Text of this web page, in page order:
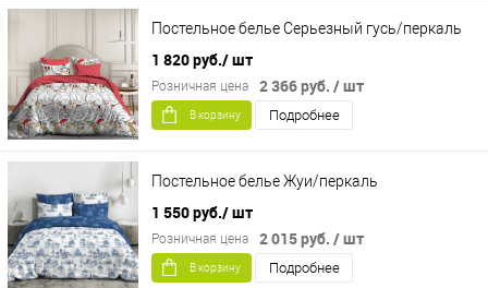
Постельное белье Серьезный гусь/перкаль
1 820 руб./ шт
2 366 руб. / шт
Розничная цена
В корзину Подробнее
Постельное белье Жуи/перкаль
1 550 руб./ шт
2 015 руб. / шт
Розничная цена
В корзину Подробнее